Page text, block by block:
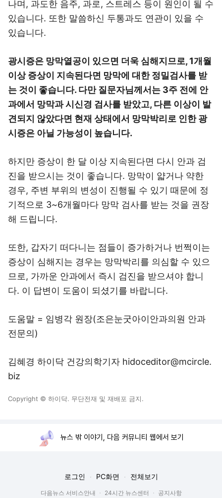
나며, 과도한 음주, 과로, 스트레스 등이 원인이 될 수
있습니다. 또한 말씀하신 두통과도 연관이 있을 수
있습니다.
광시증은 망막열공이 있으면 더욱 심해지므로, 1개월
이상 증상이 지속된다면 망막에 대한 정밀검사를 받
는 것이 좋습니다. 다만 질문자님께서는 3주 전에 안
과에서 망막과 시신경 검사를 받았고, 다른 이상이 발
견되지 않았다면 현재 상태에서 망막박리로 인한 광
시증은 아닐 가능성이 높습니다.
하지만 증상이 한 달 이상 지속된다면 다시 안과 검
진을 받으시는 것이 좋습니다. 망막이 얇거나 약한
경우, 주변 부위의 변성이 진행될 수 있기 때문에 정
기적으로 3~6개월마다 망막 검사를 받는 것을 권장
해 드립니다.
또한, 갑자기 떠다니는 점들이 증가하거나 번쩍이는
증상이 심해지는 경우는 망막박리를 의심할 수 있으
므로, 가까운 안과에서 즉시 검진을 받으셔야 합니
다. 이 답변이 도움이 되셨기를 바랍니다.
도움말 = 임병각 원장(조은눈굿아이안과의원 안과
전문의)
김혜경 하이닥 건강의학기자 hidoceditor@mcircle.
biz
Copyright © 하이닥. 무단전재 및 재배포 금지.
뉴스 밖 이야기, 다음 커뮤니티 웹에서 보기
로그인 PC화면 전체보기
다음뉴스 서비스안내 24시간 뉴스센터 공지사항